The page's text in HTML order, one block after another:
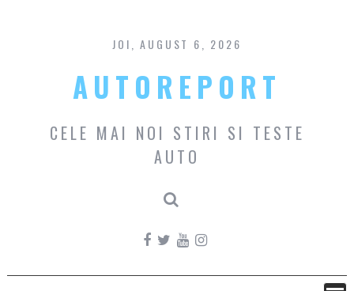
content
JOI, AUGUST 6, 2026
AUTOREPORT
CELE MAI NOI STIRI SI TESTE
AUTO